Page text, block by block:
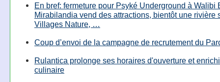
En bref: fermeture pour Psyké Underground à Walibi
Mirabilandia vend des attractions, bientôt une rivière
Villages Nature, …
Coup d’envoi de la campagne de recrutement du
Rulantica prolonge ses horaires d'ouverture et
culinaire